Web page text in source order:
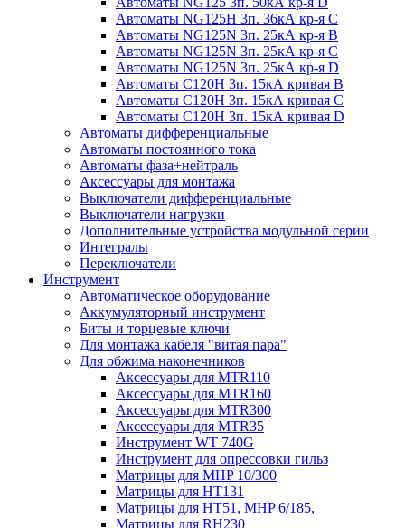
Автоматы NG125H 3п. 36кА кр-я C
Автоматы NG125N 3п. 25кА кр-я B
Автоматы NG125N 3п. 25кА кр-я C
Автоматы NG125N 3п. 25кА кр-я D
Автоматы С120Н 3п. 15кА кривая B
Автоматы С120Н 3п. 15кА кривая C
Автоматы С120Н 3п. 15кА кривая D
Автоматы дифференциальные
Автоматы постоянного тока
Автоматы фаза+нейтраль
Аксессуары для монтажа
Выключатели дифференциальные
Выключатели нагрузки
Дополнительные устройства модульной серии
Интегралы
Переключатели
Инструмент
Автоматическое оборудование
Аккумуляторный инструмент
Биты и торцевые ключи
Для монтажа кабеля "витая пара"
Для обжима наконечников
Аксессуары для MTR110
Аксессуары для MTR160
Аксессуары для MTR300
Аксессуары для MTR35
Инструмент WT 740G
Инструмент для опрессовки гильз
Матрицы для MHP 10/300
Матрицы для НТ131
Матрицы для НТ51, MHP 6/185,
Матрицы для RH230